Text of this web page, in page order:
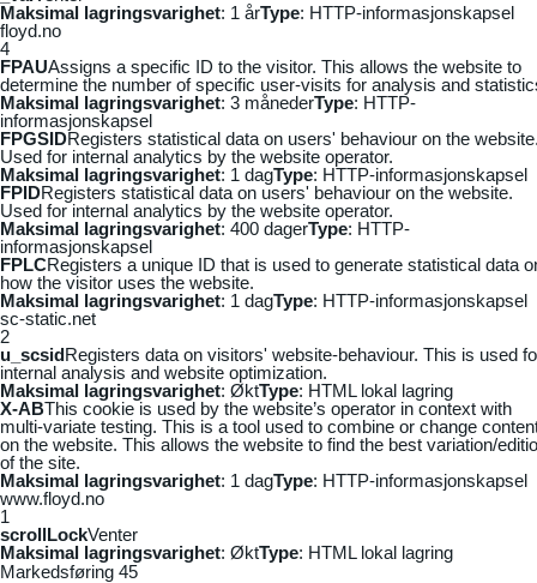
Maksimal lagringsvarighet: 1 årType: HTTP-informasjonskapsel
floyd.no
4
FPAUAssigns a specific ID to the visitor. This allows the website to
determine the number of specific user-visits for analysis and
Maksimal lagringsvarighet: 3 månederType: HTTP-
informasjonskapsel
FPGSIDRegisters statistical data on users' behaviour on the
Used for internal analytics by the website operator.
Maksimal lagringsvarighet: 1 dagType: HTTP-informasjonskapsel
FPIDRegisters statistical data on users' behaviour on the website.
Used for internal analytics by the website operator.
Maksimal lagringsvarighet: 400 dagerType: HTTP-
informasjonskapsel
FPLCRegisters a unique ID that is used to generate statistical data
how the visitor uses the website.
Maksimal lagringsvarighet: 1 dagType: HTTP-informasjonskapsel
sc-static.net
2
u_scsidRegisters data on visitors' website-behaviour. This is used
internal analysis and website optimization.
Maksimal lagringsvarighet: ØktType: HTML lokal lagring
X-ABThis cookie is used by the website’s operator in context with
multi-variate testing. This is a tool used to combine or change
on the website. This allows the website to find the best variation/
of the site.
Maksimal lagringsvarighet: 1 dagType: HTTP-informasjonskapsel
www.floyd.no
1
scrollLockVenter
Maksimal lagringsvarighet: ØktType: HTML lokal lagring
Markedsføring 45